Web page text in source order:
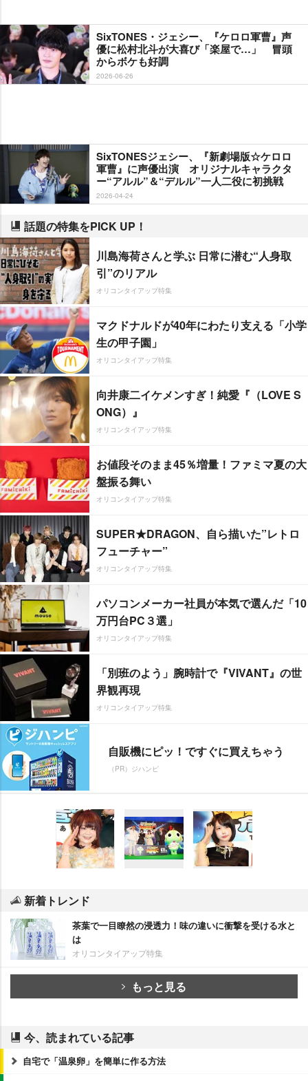
SixTONES・ジェシー、『ケロロ軍曹』声
優に松村北斗が大喜び「楽屋で…」 冒頭
からボケも好調
2026-06-26
SixTONESジェシー、『新劇場版☆ケロロ
軍曹』に声優出演 オリジナルキャラクタ
ー“アルル”＆“デルル”一人二役に初挑戦
2026-04-24
話題の特集をPICK UP！
川島海荷さんと学ぶ 日常に潜む“人身取
引”のリアル
オリコンタイアップ特集
マクドナルドが40年にわたり支える「小学
生の甲子園」
オリコンタイアップ特集
向井康二イケメンすぎ！純愛『（LOVE S
ONG）』
オリコンタイアップ特集
お値段そのまま45％増量！ファミマ夏の大
盤振る舞い
オリコンタイアップ特集
SUPER★DRAGON、自ら描いた”レトロ
フューチャー”
オリコンタイアップ特集
パソコンメーカー社員が本気で選んだ「10
万円台PC３選」
オリコンタイアップ特集
「別班のよう」腕時計で『VIVANT』の世
界観再現
オリコンタイアップ特集
自販機にピッ！ですぐに買えちゃう
（PR）ジハンピ
新着トレンド
茶葉で一目瞭然の浸透力！味の違いに衝撃を受ける水と
は
オリコンタイアップ特集
もっと見る
今、読まれている記事
自宅で「温泉卵」を簡単に作る方法